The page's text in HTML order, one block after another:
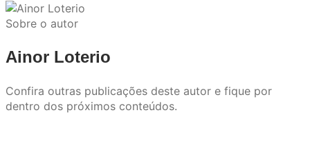
Sobre o autor
Ainor Loterio
Confira outras publicações deste autor e fique por
dentro dos próximos conteúdos.